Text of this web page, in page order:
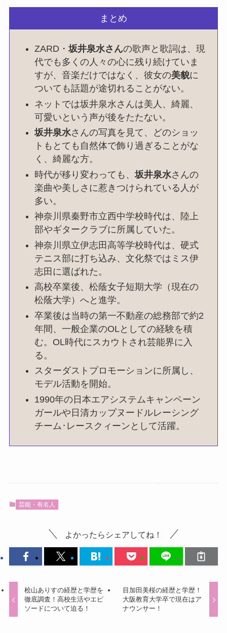
まとめ
ZARD・坂井泉水さんの歌声と歌詞は、現
代でも多くの人々の心に残り続けていま
すが、音楽だけではなく、彼女の美貌に
ついても話題が途切れることがない。
ネットでは坂井泉水さんは美人、綺麗、
可愛いという声が後をたたない。
坂井泉水さんの写真を見て、どのショッ
トもとても自然体で飾り過ぎることがな
く、綺麗な方。
時代が移り変わっても、坂井泉水さんの
楽曲や美しさに惹きつけられている人が
多い。
神奈川県秦野市立西中学校時代は、陸上
部やギタークラブに所属していた。
神奈川県立伊志田高等学校時代は、硬式
テニス部に打ち込み、文化祭ではミス伊
志田に選ばれた。
高校卒業後、松蔭女子短期大学（現在の
松蔭大学）へと進学。
卒業後は当時の第一不動産の総務部で約2
年間、一般企業のOLとしての経験を積
む。OL時代にスカウトされ芸能界に入
る。
スターダストプロモーションに所属し、
モデル活動を開始。
1990年の日本エアシステムキャンペーン
ガールや日清カップヌードルレーシング
チーム･レースクィーンとして活躍。
芸能・有名人
よかったらシェアしてね！
桧山ありすの経歴と学歴を
徹底調査！高校生活やエピ
ソードについて迫る！
目加田美桜の経歴と学歴！
大阪教育大学卒で現在はア
ナウンサー！